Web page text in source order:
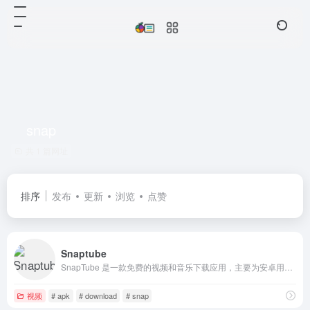
排序 发布 更新 浏览 点赞
Snaptube
视频 # apk # download # snap